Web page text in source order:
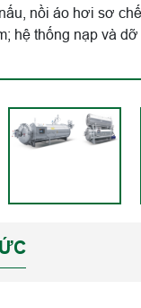
nồi áo hơi sơ
hệ thống nạp và dỡ